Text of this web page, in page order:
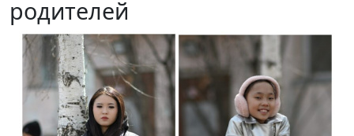
родителей